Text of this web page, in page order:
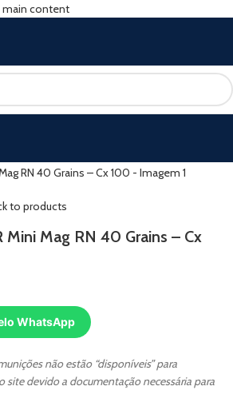
main content
to products
Mini Mag RN 40 Grains – Cx
WhatsApp
não estão “disponíveis” para
site devido a documentação necessária para